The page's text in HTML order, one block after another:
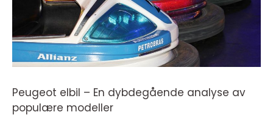
Peugeot elbil – En dybdegående analyse av
populære modeller